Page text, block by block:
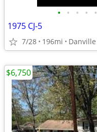
• • • • •
1975 CJ-5
7/28 196mi Danville
$6,750